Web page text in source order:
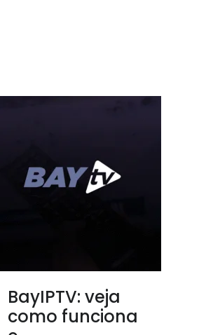
BayIPTV: veja
como funciona